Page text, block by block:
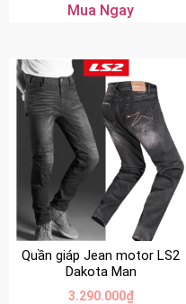
Mua Ngay
Quần giáp Jean motor LS2
Dakota Man
3.290.000₫